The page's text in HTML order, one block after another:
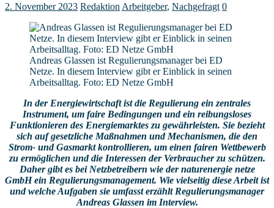
2. November 2023 Redaktion Arbeitgeber, Nachgefragt 0
Andreas Glassen ist Regulierungsmanager bei ED
Netze. In diesem Interview gibt er Einblick in seinen
Arbeitsalltag. Foto: ED Netze GmbH
In der Energiewirtschaft ist die Regulierung ein zentrales
Instrument, um faire Bedingungen und ein reibungsloses
Funktionieren des Energiemarktes zu gewährleisten. Sie bezieht
sich auf gesetzliche Maßnahmen und Mechanismen, die den
Strom- und Gasmarkt kontrollieren, um einen fairen Wettbewerb
zu ermöglichen und die Interessen der Verbraucher zu schützen.
Daher gibt es bei Netzbetreibern wie der naturenergie netze
GmbH ein Regulierungsmanagement. Wie vielseitig diese Arbeit ist
und welche Aufgaben sie umfasst erzählt Regulierungsmanager
Andreas Glassen im Interview.